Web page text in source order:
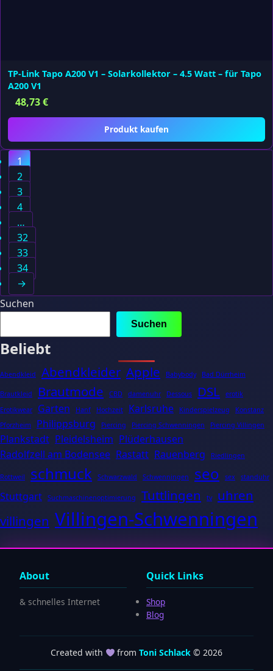
TP-Link Tapo A200 V1 – Solarkollektor – 4.5 Watt – für Tapo
A200 V1
48,73€
Produkt kaufen
1
2
3
4
…
32
33
34
→
Suchen
Suchen
Beliebt
Abendkleid Abendkleider Apple Babybody Bad Dürrheim
Brautkleid Brautmode CBD damenuhr Dessous DSL
erotik
Erotikwear
Garten Hanf Hochzeit Karlsruhe Kinderspielzeug
Konstanz
Pforzheim
Philippsburg Piercing Piercing Schwenningen Piercing Villingen
Plankstadt Pleidelsheim Plüderhausen
Radolfzell am Bodensee Rastatt Rauenberg Riedlingen
Rottweil schmuck Schwarzwald Schwenningen seo sex standuhr
Stuttgart Suchmaschinenoptimierung Tuttlingen tv
uhren
villingen Villingen-Schwenningen
About
& schnelles Internet
Quick Links
Shop
Blog
Created with fromToni Schlack © 2026